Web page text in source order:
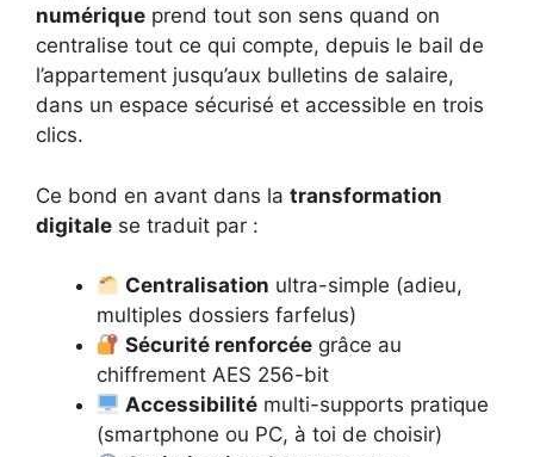
numérique prend tout son sens quand on
centralise tout ce qui compte, depuis le bail de
l’appartement jusqu’aux bulletins de salaire,
dans un espace sécurisé et accessible en trois
clics.
Ce bond en avant dans la transformation
digitale se traduit par :
Centralisation ultra-simple (adieu,
multiples dossiers farfelus)
Sécurité renforcée grâce au
chiffrement AES 256-bit
Accessibilité multi-supports pratique
(smartphone ou PC, à toi de choisir)